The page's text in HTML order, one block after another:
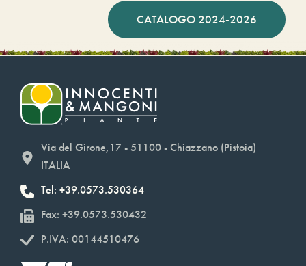
CATALOGO 2024-2026
Via del Girone,17 - 51100 - Chiazzano (Pistoia)
ITALIA
Tel: +39.0573.530364
Fax: +39.0573.530432
P.IVA: 00144510476